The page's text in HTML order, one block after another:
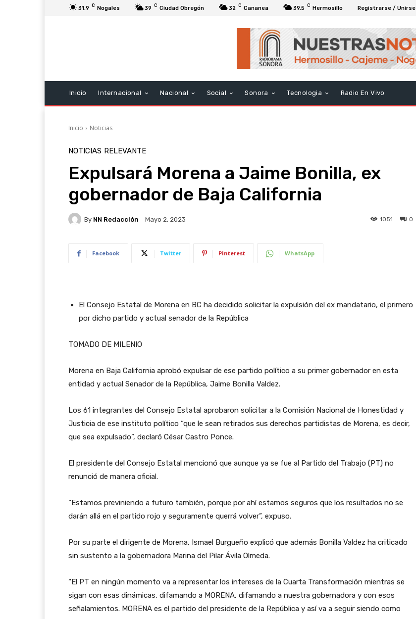
31.9 C Nogales 39 C Ciudad Obregón 32 C Cananea 39.5 C Hermosillo Registrarse / Unirse
Inicio Internacional Nacional Social Sonora Tecnologia Radio En Vivo
Inicio Noticias
NOTICIAS RELEVANTE
Expulsará Morena a Jaime Bonilla, ex
gobernador de Baja California
By NN Redacción Mayo 2, 2023 0
1051
Facebook Twitter Pinterest WhatsApp
El Consejo Estatal de Morena en BC ha decidido solicitar la expulsión del ex mandatario, el primero
por dicho partido y actual senador de la República
TOMADO DE MILENIO
Morena en Baja California aprobó expulsar de ese partido político a su primer gobernador en esta
entidad y actual Senador de la República, Jaime Bonilla Valdez.
Los 61 integrantes del Consejo Estatal aprobaron solicitar a la Comisión Nacional de Honestidad y
Justicia de ese instituto político “que le sean retirados sus derechos partidistas de Morena, es decir,
que sea expulsado”, declaró César Castro Ponce.
El presidente del Consejo Estatal mencionó que aunque ya se fue al Partido del Trabajo (PT) no
renunció de manera oficial.
“Estamos previniendo a futuro también, porque por ahí estamos seguros que los resultados no se
darán allá en el partido rojo y seguramente querrá volver”, expuso.
Por su parte el dirigente de Morena, Ismael Burgueño explicó que además Bonilla Valdez ha criticado
sin sustento a la gobernadora Marina del Pilar Ávila Olmeda.
“El PT en ningún momento va a representar los intereses de la Cuarta Transformación mientras se
sigan con esas dinámicas, difamando a MORENA, difamando a nuestra gobernadora y con esos
señalamientos. MORENA es el partido del presidente de la República y así va a seguir siendo como